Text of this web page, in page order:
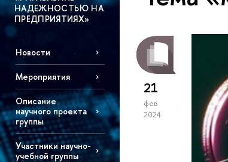
НАДЕЖНОСТЬЮ НА
ПРЕДПРИЯТИЯХ»
Новости
Мероприятия
Описание
научного проекта
группы
Участники научно-
учебной группы
21
фев
2024